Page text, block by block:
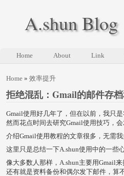
A.shun Blog
Home About Link
Home » 效率提升
拒绝混乱：Gmail的邮件存
Gmail使用好几年了，但在以前，我只
然而花点时间去研究Gmail使用技巧，会
介绍Gmail使用教程的文章很多，无需我
这里只是总结一下A.shun使用中的一些
像大多数人那样，A.shun主要用Gmail
还有就是资料备份和偶尔发下邮件，算